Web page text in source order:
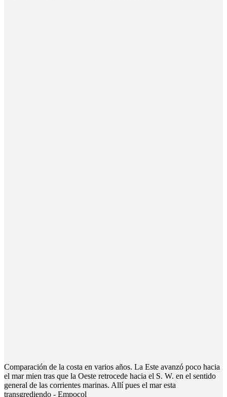
Comparación de la costa en varios años. La Este avanzó poco hacia
el mar mien­ tras que la Oeste retrocede hacia el S. W. en el sentido
general de las corrientes marinas. Allí pues el mar esta
transgrediendo - Empocol